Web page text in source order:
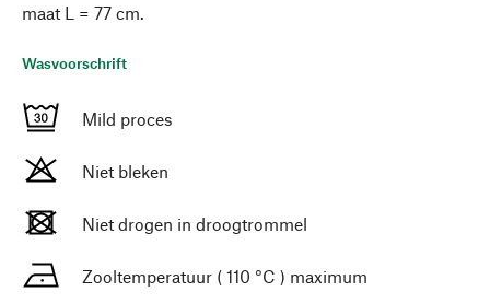
maat L = 77 cm.
Wasvoorschrift
Mild proces
Niet bleken
Niet drogen in droogtrommel
Zooltemperatuur ( 110 °C ) maximum